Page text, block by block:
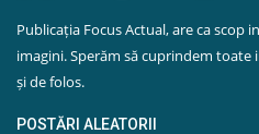
Publicația Focus Actual, are ca scop
imagini. Sperăm să cuprindem
și de folos.
POSTĂRI ALEATORII